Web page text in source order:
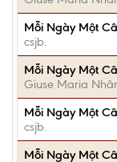
Mỗi Ngày Một
csjb.
Mỗi Ngày Một
Giuse Maria
Mỗi Ngày Một
csjb.
Mỗi Ngày Một